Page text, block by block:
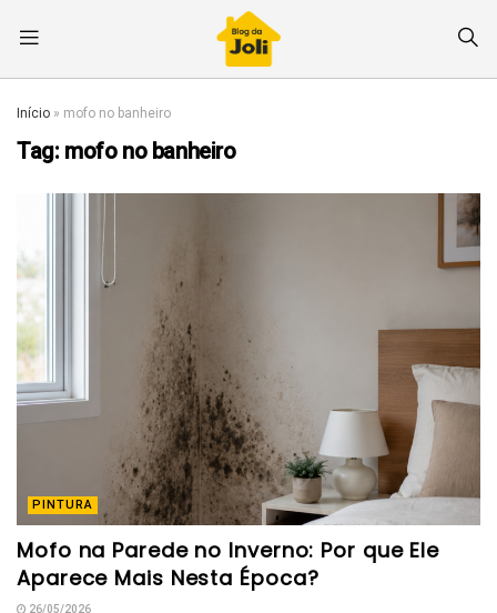
Início » mofo no banheiro
Tag: mofo no banheiro
PINTURA
Mofo na Parede no Inverno: Por que Ele
Aparece Mais Nesta Época?
26/05/2026